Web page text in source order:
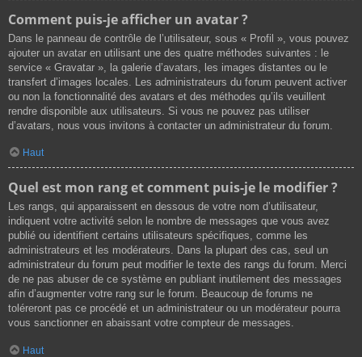
Comment puis-je afficher un avatar ?
Dans le panneau de contrôle de l’utilisateur, sous « Profil », vous pouvez
ajouter un avatar en utilisant une des quatre méthodes suivantes : le
service « Gravatar », la galerie d’avatars, les images distantes ou le
transfert d’images locales. Les administrateurs du forum peuvent activer
ou non la fonctionnalité des avatars et des méthodes qu’ils veuillent
rendre disponible aux utilisateurs. Si vous ne pouvez pas utiliser
d’avatars, nous vous invitons à contacter un administrateur du forum.
Haut
Quel est mon rang et comment puis-je le modifier ?
Les rangs, qui apparaissent en dessous de votre nom d’utilisateur,
indiquent votre activité selon le nombre de messages que vous avez
publié ou identifient certains utilisateurs spécifiques, comme les
administrateurs et les modérateurs. Dans la plupart des cas, seul un
administrateur du forum peut modifier le texte des rangs du forum. Merci
de ne pas abuser de ce système en publiant inutilement des messages
afin d’augmenter votre rang sur le forum. Beaucoup de forums ne
toléreront pas ce procédé et un administrateur ou un modérateur pourra
vous sanctionner en abaissant votre compteur de messages.
Haut